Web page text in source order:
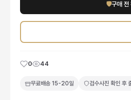
🛡구매 전
0 44
무료배송 15-20일 검수사진 확인 후